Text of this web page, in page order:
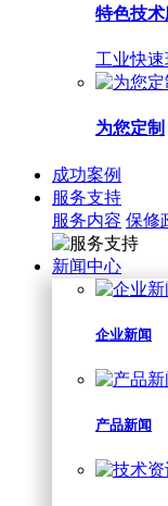
特色技
工业快
为您定制
成功案例
服务支持
服务内容 保修
新闻中心
企业新闻
产品新闻